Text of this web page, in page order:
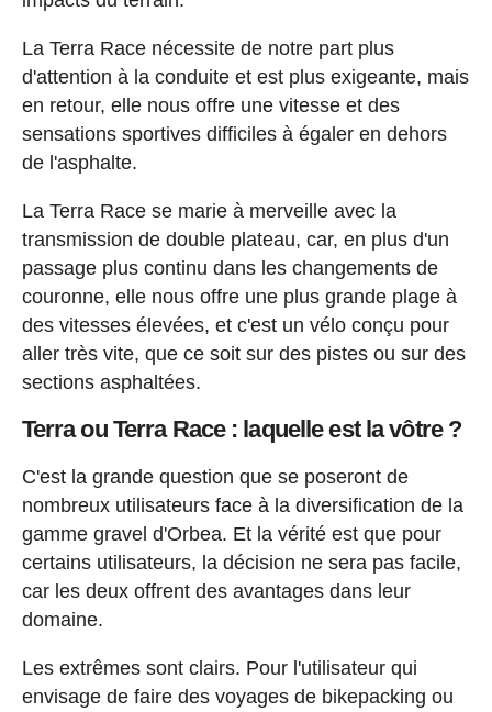
La Terra Race nécessite de notre part plus
d'attention à la conduite et est plus exigeante, mais
en retour, elle nous offre une vitesse et des
sensations sportives difficiles à égaler en dehors
de l'asphalte.
La Terra Race se marie à merveille avec la
transmission de double plateau, car, en plus d'un
passage plus continu dans les changements de
couronne, elle nous offre une plus grande plage à
des vitesses élevées, et c'est un vélo conçu pour
aller très vite, que ce soit sur des pistes ou sur des
sections asphaltées.
Terra ou Terra Race : laquelle est la vôtre ?
C'est la grande question que se poseront de
nombreux utilisateurs face à la diversification de la
gamme gravel d'Orbea. Et la vérité est que pour
certains utilisateurs, la décision ne sera pas facile,
car les deux offrent des avantages dans leur
domaine.
Les extrêmes sont clairs. Pour l'utilisateur qui
envisage de faire des voyages de bikepacking ou